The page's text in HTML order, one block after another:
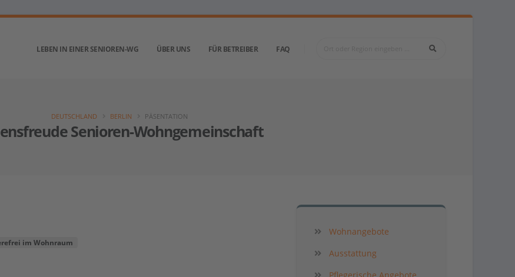
LEBEN IN EINER SENIOREN-WG ÜBER UNS FÜR BETREIBER FAQ
Senioren-Wohngemeinschaft
DEUTSCHLAND BERLIN PÄSENTATION
im Wohnraum
Wohnangebote
Ausstattung